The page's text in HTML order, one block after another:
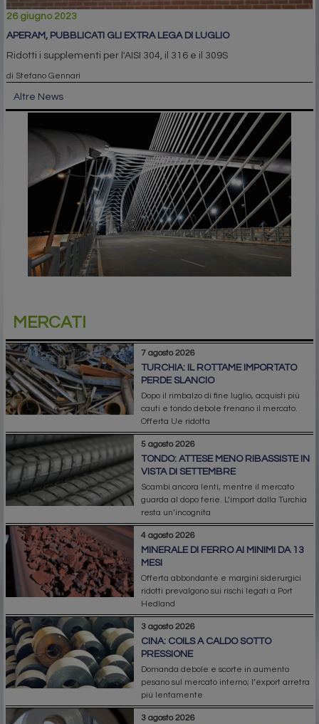
26 giugno 2023
APERAM, PUBBLICATI GLI EXTRA LEGA DI LUGLIO
Ridotti i supplementi per l'AISI 304, il 316 e il 309S
di Stefano Gennari
Altre News
MERCATI
7 agosto 2026
TURCHIA: IL ROTTAME IMPORTATO
PERDE SLANCIO
Dopo il rimbalzo di fine luglio, acquisti più
cauti e tondo debole frenano il mercato.
Offerta Ue ridotta
5 agosto 2026
TONDO: ATTESE MENO RIBASSISTE IN
VISTA DI SETTEMBRE
Scambi ancora lenti, mentre il mercato
guarda al dopo ferie. L’import dalla Turchia
resta un’incognita
4 agosto 2026
MINERALE DI FERRO AI MINIMI DA 13
MESI
Offerta abbondante e margini siderurgici
ridotti prevalgono sui rischi legati a Port
Hedland
3 agosto 2026
CINA: COILS A CALDO SOTTO
PRESSIONE
Domanda debole e scorte in aumento
pesano sul mercato interno; l’export arretra
più lentamente
3 agosto 2026